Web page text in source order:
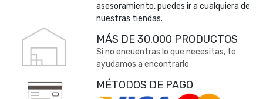
asesoramiento, puedes ir a cualquiera de
nuestras tiendas.
MÁS DE 30.000 PRODUCTOS
Si no encuentras lo que necesitas, te
ayudamos a encontrarlo
MÉTODOS DE PAGO